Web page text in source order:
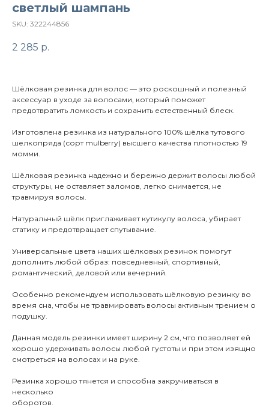
светлый шампань
SKU: 322244856
2 285 р.
Шёлковая резинка для волос — это роскошный и полезный
аксессуар в уходе за волосами, который поможет
предотвратить ломкость и сохранить естественный блеск.
Изготовлена резинка из натурального 100% шёлка тутового
шелкопряда (сорт mulberry) высшего качества плотностью 19
момми.
Шёлковая резинка надежно и бережно держит волосы любой
структуры, не оставляет заломов, легко снимается, не
травмируя волосы.
Натуральный шёлк приглаживает кутикулу волоса, убирает
статику и предотвращает спутывание.
Универсальные цвета наших шёлковых резинок помогут
дополнить любой образ: повседневный, спортивный,
романтический, деловой или вечерний.
Особенно рекомендуем использовать шёлковую резинку во
время сна, чтобы не травмировать волосы активным трением о
подушку.
Данная модель резинки имеет ширину 2 см, что позволяет ей
хорошо удерживать волосы любой густоты и при этом изящно
смотреться на волосах и на руке.
Резинка хорошо тянется и способна закручиваться в
несколько
оборотов.